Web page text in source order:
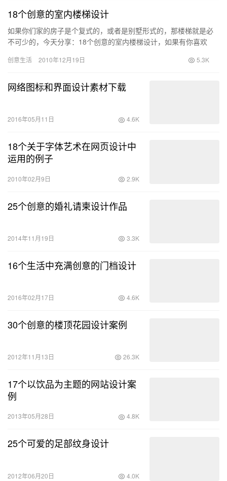
18个创意的室内楼梯设计
如果你们家的房子是个复式的，或者是别墅形式的，那楼梯就是必
不可少的，今天分享：18个创意的室内楼梯设计，如果有你喜欢
创意生活 2010年12月19日 5.3K
网络图标和界面设计素材下载
2016年05月11日 4.6K
18个关于字体艺术在网页设计中
运用的例子
2010年02月9日 2.9K
25个创意的婚礼请柬设计作品
2014年11月19日 3.3K
16个生活中充满创意的门档设计
2016年02月17日 4.6K
30个创意的楼顶花园设计案例
2012年11月13日 26.3K
17个以饮品为主题的网站设计案
例
2013年05月28日 4.8K
25个可爱的足部纹身设计
2012年06月20日 4.0K